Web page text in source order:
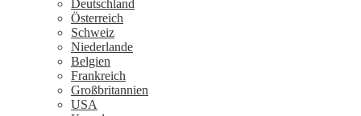
Deutschland
Österreich
Schweiz
Niederlande
Belgien
Frankreich
Großbritannien
USA